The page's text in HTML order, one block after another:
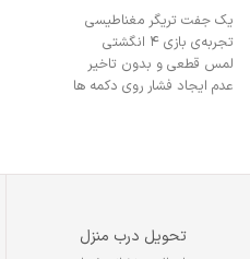
یک جفت تریگر مغناطیسی
تجربه‌ی بازی ۴ انگشتی
لمس قطعی و بدون تاخیر
عدم ایجاد فشار روی دکمه ها
تحویل درب منزل